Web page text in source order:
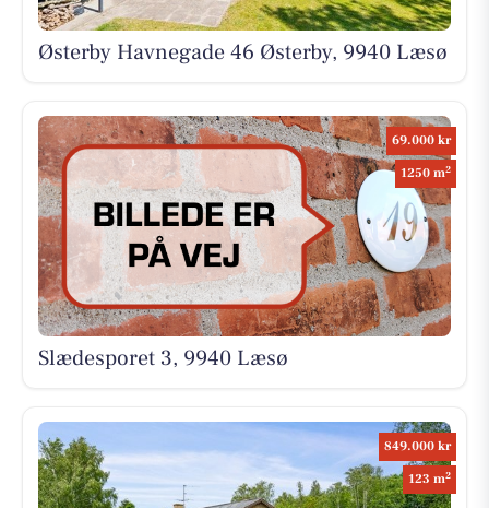
Østerby Havnegade 46 Østerby, 9940 Læsø
69.000 kr
1250 m2
Slædesporet 3, 9940 Læsø
849.000 kr
123 m2